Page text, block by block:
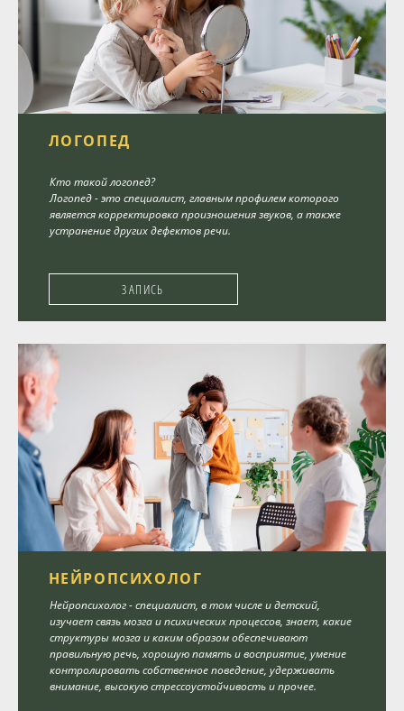
ЛОГОПЕД
Кто такой логопед?
Логопед - это специалист, главным профилем которого
является корректировка произношения звуков, а также
устранение других дефектов речи.
ЗАПИСЬ
НЕЙРОПСИХОЛОГ
Нейропсихолог - специалист, в том числе и детский,
изучает связь мозга и психических процессов, знает, какие
структуры мозга и каким образом обеспечивают
правильную речь, хорошую память и восприятие, умение
контролировать собственное поведение, удерживать
внимание, высокую стрессоустойчивость и прочее.